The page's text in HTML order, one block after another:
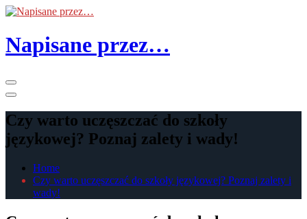
Skip
the
content
Napisane przez…
Czy warto uczęszczać do szkoły
językowej? Poznaj zalety i wady!
Home
Czy warto uczęszczać do szkoły językowej? Poznaj zalety i
wady!